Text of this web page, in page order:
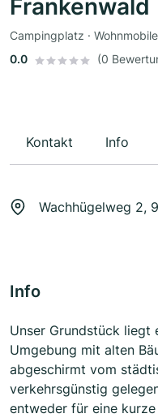
Frankenwald
Campingplatz ·
0.0
(0
Kontakt Info
Wachhügelweg 2,
Info
Unser Grundstück liegt
Umgebung mit alten
abgeschirmt vom
verkehrsgünstig
entweder für eine